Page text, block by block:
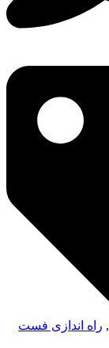
, راه اندازی فست